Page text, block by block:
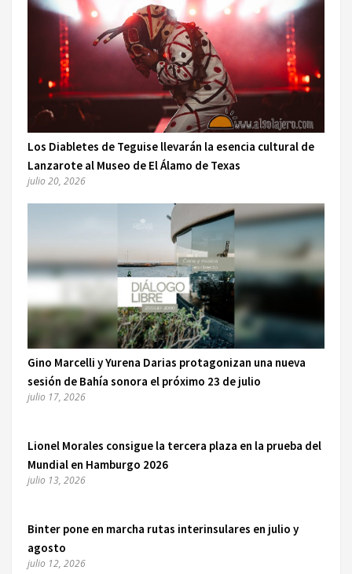
Los Diabletes de Teguise llevarán la esencia cultural de
Lanzarote al Museo de El Álamo de Texas
julio 20, 2026
Gino Marcelli y Yurena Darias protagonizan una nueva
sesión de Bahía sonora el próximo 23 de julio
julio 17, 2026
Lionel Morales consigue la tercera plaza en la prueba del
Mundial en Hamburgo 2026
julio 13, 2026
Binter pone en marcha rutas interinsulares en julio y
agosto
julio 12, 2026